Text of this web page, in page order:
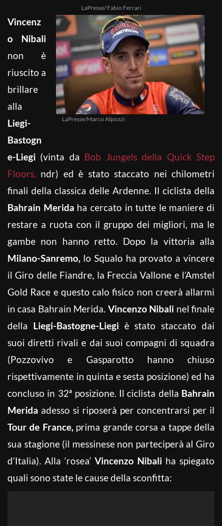
LaPresse/ Fabio Ferrari
LaPresse/Marco Alpozzi
Vincenz
o Nibali
non è
riuscito a
brillare
alla
Liegi-
Bastogn
e-Liegi (vinta da Bob Jungels della Quick Step
Floors, ndr) ed è stato staccato nei chilometri
finali della classica delle Ardenne. Il ciclista della
Bahrain Merida ha cercato in tutte le maniere di
restare a ruota con il gruppo dei migliori, ma le
gambe non hanno retto. Dopo la vittoria alla
Milano-Sanremo, lo Squalo ha provato a vincere
il Giro delle Fiandre, la Freccia Vallone e l’Amstel
Gold Race e questo calo fisico non creerà allarmi
in casa Bahrain Merida. Vincenzo Nibali nel finale
della Liegi-Bastogne-Liegi è stato staccato dai
suoi diretti rivali e dai suoi compagni di squadra
(Pozzovivo e Gasparotto hanno chiuso
rispettivamente in quinta e sesta posizione) ed ha
concluso in 32ª posizione. Il ciclista della Bahrain
Merida adesso si riposerà per concentrarsi per il
Tour de France,prima grande corsa a tappe della
sua stagione (il messinese non parteciperà al Giro
d’Italia). Alla ‘rosea’ Vincenzo Nibali ha spiegato
quali sono state le cause della sconfitta: